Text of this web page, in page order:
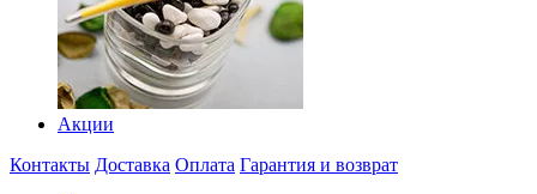
Акции
Контакты Доставка Оплата Гарантия и возврат